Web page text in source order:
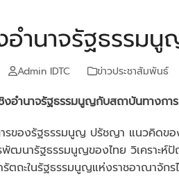
ำนาจรัฐธรรม
Admin IDTC ข่าวประชาสัมพันธ์
อำนาจรัฐธรรมนูญกับสถาบันทางกา
รของรัฐธรรมนูญ ปรัชญา แนวคิดขอ
พัฒนารัฐธรรมนูญของไทย วิเคราะ
รัตถะในรัฐธรรมนูญแห่งราชอาณาจักร